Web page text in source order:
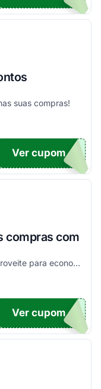
suas compras!
Ver cupom
compras com
Aplique seu código agora mesmo e aproveite para economizar! Válido em par completo (Armação + Lente)!
OM50
Ver cupom